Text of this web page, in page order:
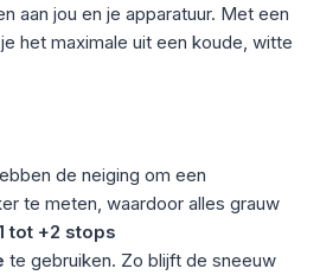
aan jou en je apparatuur. Met een
het maximale uit een koude, witte
de neiging om een
te meten, waardoor alles grauw
tot +2 stops
te gebruiken. Zo blijft de sneeuw